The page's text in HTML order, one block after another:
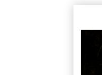
Noosha Aubel: Είναι σε